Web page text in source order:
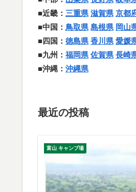
■近畿： 三重県 滋賀県 京都
■中国： 鳥取県 島根県 岡山
■四国： 徳島県 香川県 愛媛
■九州： 福岡県 佐賀県 長崎
■沖縄： 沖縄県
最近の投稿
富山 キャンプ場